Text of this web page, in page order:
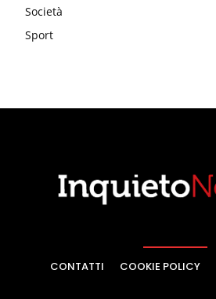
Società
Sport
CONTATTI COOKIE POLICY